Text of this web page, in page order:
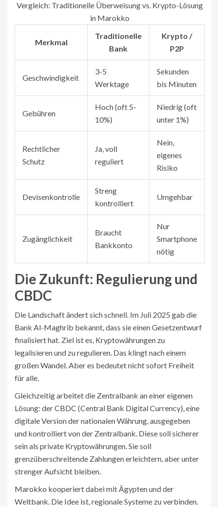
Vergleich: Traditionelle Überweisung vs. Krypto-Lösung
in Marokko
Merkmal
Traditionelle
Bank
Krypto /
P2P
Geschwindigkeit
3-5
Werktage
Sekunden
bis Minuten
Gebühren
Hoch (oft 5-
10%)
Niedrig (oft
unter 1%)
Rechtlicher
Schutz
Ja, voll
reguliert
Nein,
eigenes
Risiko
Devisenkontrolle
Streng
kontrolliert
Umgehbar
Zugänglichkeit
Braucht
Bankkonto
Nur
Smartphone
nötig
Die Zukunft: Regulierung und
CBDC
Die Landschaft ändert sich schnell. Im Juli 2025 gab die
Bank Al-Maghrib bekannt, dass sie einen Gesetzentwurf
finalisiert hat. Ziel ist es, Kryptowährungen zu
legalisieren und zu regulieren. Das klingt nach einem
großen Wandel. Aber es bedeutet nicht sofort Freiheit
für alle.
Gleichzeitig arbeitet die Zentralbank an einer eigenen
Lösung: derCBDC (Central Bank Digital Currency),eine
digitale Version der nationalen Währung, ausgegeben
und kontrolliert von der Zentralbank. Diese soll sicherer
sein als private Kryptowährungen. Sie soll
grenzüberschreitende Zahlungen erleichtern, aber unter
strenger Aufsicht bleiben.
Marokko kooperiert dabei mit Ägypten und der
Weltbank. Die Idee ist, regionale Systeme zu verbinden.